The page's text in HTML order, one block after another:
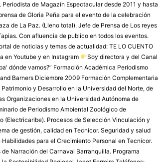
de Magazín Espectacular desde 2011 y hasta
de Gloria Peña para el evento de la celebración
de La Paz. (Lleno total). Jefe de Prensa de Los reyes
Con afluencia de publico en todos los eventos.
de noticias y temas de actualidad: TE LO CUENTO
en Youtube y en Instagram
Soy directora y del Canal
dónde vamos?” Formación Académica Periodismo
Barners Diciembre 2009 Formación Complementaria
y Desarrollo en la Universidad del Norte, de
Organizaciones en la Universidad Autónoma de
de Periodismo Ambiental Zoológico de
(Electricaribe). Procesos de Selección Vinculación y
de gestión, calidad en Tecnicor. Seguridad y salud
para el Crecimiento Personal en Tecnicor.
Narración del Carnaval Barranquilla. Programa